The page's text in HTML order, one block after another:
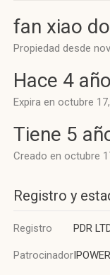
fan xiao
Propiedad desde
Hace 4
Expira en octubre
Tiene 5
Creado en octubre
Registro y
Registro PDR
Patrocinador